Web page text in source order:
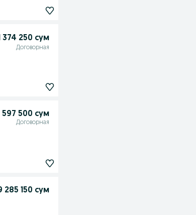
374 250 сум
Договорная
597 500 сум
Договорная
285 150 сум